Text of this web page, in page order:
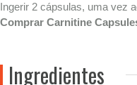
Ingerir 2 cápsulas, uma vez
Comprar Carnitine
Ingredientes